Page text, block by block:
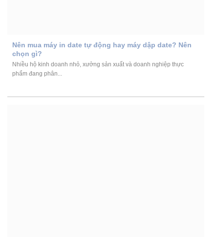
Nên mua máy in date tự động hay máy dập date? Nên
chọn gì?
Nhiều hộ kinh doanh nhỏ, xưởng sản xuất và doanh nghiệp thực
phẩm đang phân...